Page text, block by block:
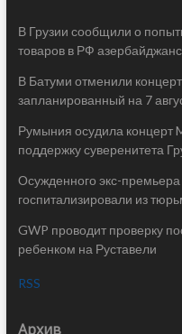
В Грузии сообщили о
товаров в РФ
В Батуми отменили
запланированный на 7
Румыния осудила концерт
поддержку суверенитета
Осужденного экс-
госпитализировали из
GWP проводит проверку
ребенком на Руставели
RSS
Архив